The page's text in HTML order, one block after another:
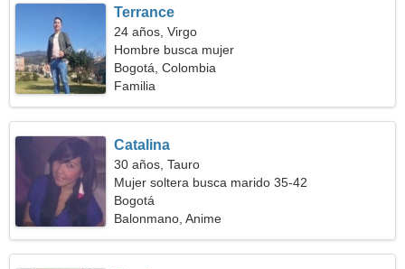
Terrance
24 años, Virgo
Hombre busca mujer
Bogotá, Colombia
Familia
Catalina
30 años, Tauro
Mujer soltera busca marido 35-42
Bogotá
Balonmano, Anime